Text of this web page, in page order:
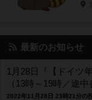
最新のお知らせ
1月28日『【ドイツ
（13時～19時／途
2022年11月28日 23時21分の